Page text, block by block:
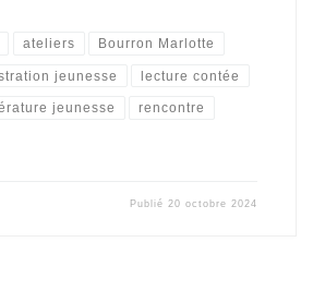
ateliers Bourron Marlotte
jeunesse lecture contée
jeunesse rencontre
Publié 20 octobre 2024